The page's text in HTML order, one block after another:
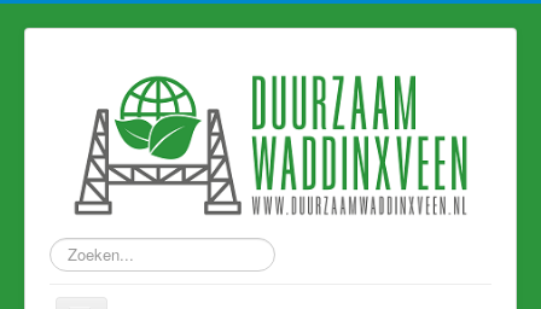
Zoeken...